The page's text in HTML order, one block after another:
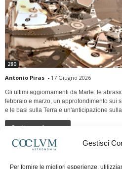
Gestisci
Per fornire le migliori esperienze,
280
Antonio Piras - 17 Giugno 2026
Gli ultimi aggiornamenti da Marte: le
febbraio e marzo, un approfondimento sui
e le basi sulla Terra e un'anticipazione
Continua a leggere